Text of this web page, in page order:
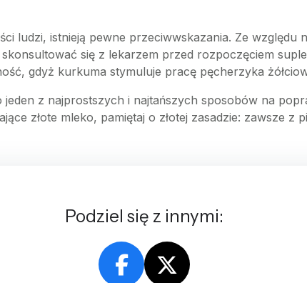
ludzi, istnieją pewne przeciwwskazania. Ze względu
się z lekarzem przed rozpoczęciem
gdyż kurkuma stymuluje pracę pęcherzyka
z najprostszych i najtańszych sposobów na
złote mleko, pamiętaj o złotej zasadzie: zawsze z
Podziel się z innymi: